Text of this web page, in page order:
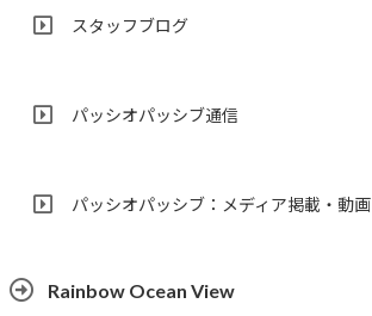
スタッフブログ
パッシオパッシブ通信
パッシオパッシブ：メディア掲載・動画
Rainbow Ocean View